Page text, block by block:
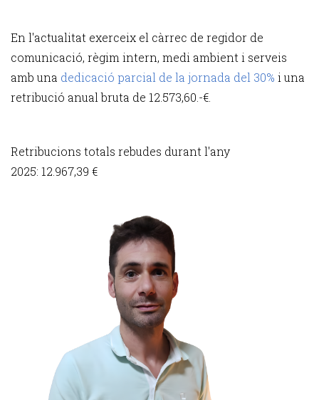
En l'actualitat exerceix el càrrec de regidor de
comunicació, règim intern, medi ambient i serveis
amb una dedicació parcial de la jornada del 30% i una
retribució anual bruta de 12.573,60.-€.
Retribucions totals rebudes durant l'any
2025: 12.967,39 €